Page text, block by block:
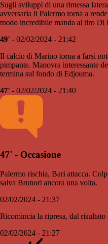
Sugli sviluppi di una rimessa
avversaria il Palermo torna a
modo incredibile manda al tiro Di
49' - 02/02/2024 - 21:42
Il calcio di Marino torna a farsi
pimpante. Manovra interessante
termina sul fondo di Edjouma.
47' - 02/02/2024 - 21:40
47' - Occasione
Palermo rischia, Bari attacca.
salva Brunori ancora una volta.
02/02/2024 - 21:37
Ricomincia la ripresa, dal risultato
02/02/2024 - 21:27